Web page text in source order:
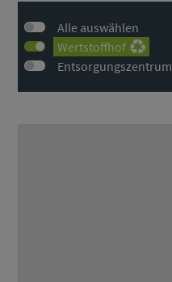
Alle auswählen
Wertstoffhof
Entsorgungszentrum